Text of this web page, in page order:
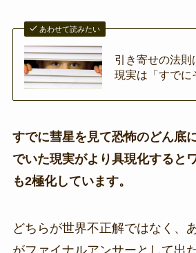
あわせて読みたい
引き寄せの法則
現実は「すでに
すでに彗星を見て恐怖のどん底
でいた現実がより具現化すると
も2極化しています。
どちらが世界不正解ではなく、